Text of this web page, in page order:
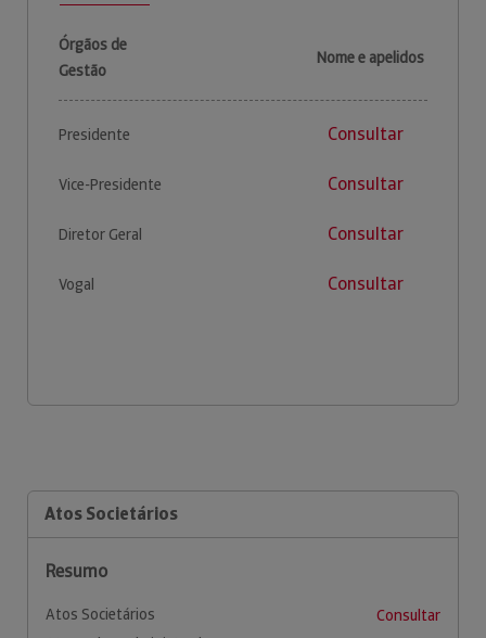
Órgãos de
Gestão
Nome e apelidos
Presidente Consultar
Vice-Presidente Consultar
Diretor Geral Consultar
Vogal Consultar
Atos Societários
Resumo
Atos Societários
Consultar